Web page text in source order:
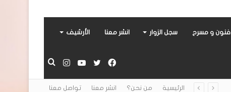
فنون و مسرح سجل الزوار انشر معنا الأرشيف
بحث
انستقراميوتيوبتويتر
فيسبوك
الرئيسية من نحن؟ انشر معنا تواصل معنا